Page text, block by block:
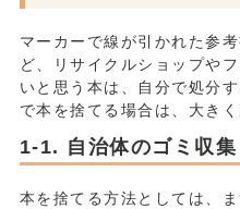
マーカーで線が引かれた参
ど、リサイクルショップや
いと思う本は、自分で処分
で本を捨てる場合は、大き
自治体のゴミ収集
本を捨てる方法としては、